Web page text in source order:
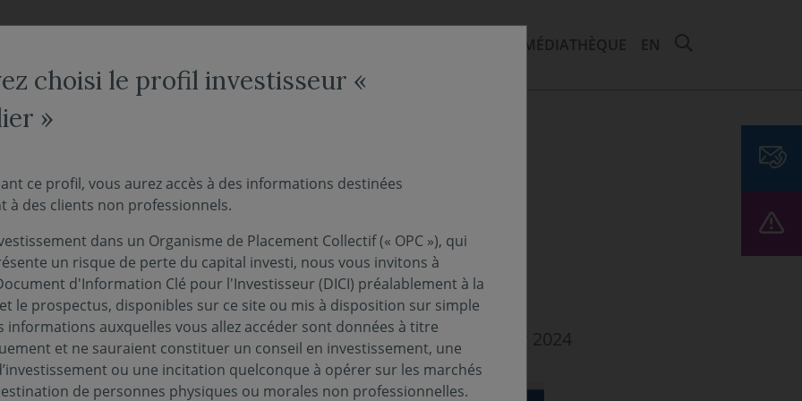
MÉDIATHÈQUE EN
l'Hebdo" - Scélérate
19 février 2024
de notre suivi des marchés de la semaine - 19 février 2024
choisi le profil investisseur «
»
ce profil, vous aurez accès à des informations destinées
à des clients non professionnels.
dans un Organisme de Placement Collectif (« OPC »), qui
un risque de perte du capital investi, nous vous invitons à
d'Information Clé pour l'Investisseur (DICI) préalablement à la
le prospectus, disponibles sur ce site ou mis à disposition sur simple
informations auxquelles vous allez accéder sont données à titre
et ne sauraient constituer un conseil en investissement, une
ou une incitation quelconque à opérer sur les marchés
de personnes physiques ou morales non professionnelles.